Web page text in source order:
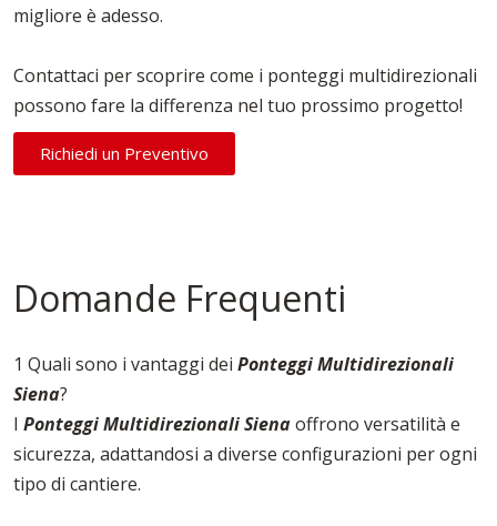
migliore è adesso.
Contattaci per scoprire come i ponteggi multidirezionali
possono fare la differenza nel tuo prossimo progetto!
Richiedi un Preventivo
Domande Frequenti
1 Quali sono i vantaggi dei Ponteggi Multidirezionali
Siena?
I Ponteggi Multidirezionali Sienaoffrono versatilità e
sicurezza, adattandosi a diverse configurazioni per ogni
tipo di cantiere.